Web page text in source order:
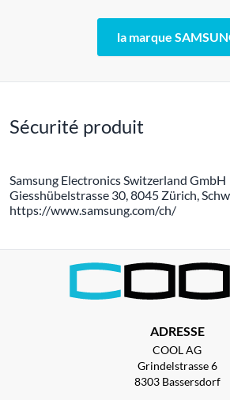
la marque
Sécurité produit
Samsung Electronics Switzerland GmbH
Giesshübelstrasse 30, 8045 Zürich,
https://www.samsung.com/ch/
ADRESSE
COOL AG
Grindelstrasse 6
8303 Bassersdorf